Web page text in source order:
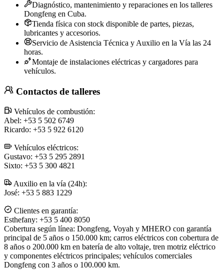
Diagnóstico, mantenimiento y reparaciones en los talleres
Dongfeng en Cuba.
Tienda física con stock disponible de partes, piezas,
lubricantes y accesorios.
Servicio de Asistencia Técnica y Auxilio en la Vía las 24
horas.
Montaje de instalaciones eléctricas y cargadores para
vehículos.
Contactos de talleres
Vehículos de combustión:
Abel: +53 5 502 6749
Ricardo: +53 5 922 6120
Vehículos eléctricos:
Gustavo: +53 5 295 2891
Sixto: +53 5 300 4821
Auxilio en la vía (24h):
José: +53 5 883 1229
Clientes en garantía:
Esthefany: +53 5 400 8050
Cobertura según línea: Dongfeng, Voyah y MHERO con garantía
principal de 5 años o 150.000 km; carros eléctricos con cobertura de
8 años o 200.000 km en batería de alto voltaje, tren motriz eléctrico
y componentes eléctricos principales; vehículos comerciales
Dongfeng con 3 años o 100.000 km.